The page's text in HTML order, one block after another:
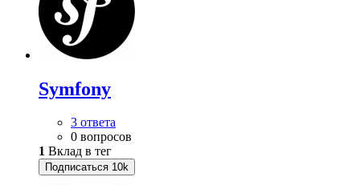
Symfony
3 ответа
0 вопросов
1 Вклад в тег
Подписаться 10k